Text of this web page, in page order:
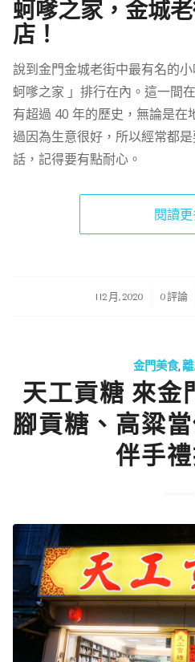
蚵嗲之家，金城
店！
說到金門金城老街中最有名的
蚵嗲之家 」排行在內。這一間
有超過 40 年的歷史，無論是在
過因為生意很好，所以經常都
話，記得要有點耐心。
閱讀
1 12 月, 2020
/ 0 評論
金門美食,
天工貢糖 來金
腳貢糖、高粱
伴手